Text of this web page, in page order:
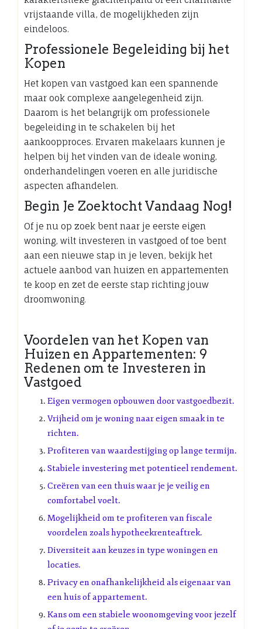
vrijstaande villa, de mogelijkheden zijn
eindeloos.
Professionele Begeleiding bij het
Kopen
Het kopen van vastgoed kan een spannende
maar ook complexe aangelegenheid zijn.
Daarom is het belangrijk om professionele
begeleiding in te schakelen bij het
aankoopproces. Ervaren makelaars kunnen je
helpen bij het vinden van de ideale woning,
onderhandelingen voeren en alle juridische
aspecten afhandelen.
Begin Je Zoektocht Vandaag Nog!
Of je nu op zoek bent naar je eerste eigen
woning, wilt investeren in vastgoed of toe bent
aan een nieuwe stap in je leven, bekijk het
actuele aanbod van huizen en appartementen
te koop en zet de eerste stap richting jouw
droomwoning.
Voordelen van het Kopen van
Huizen en Appartementen: 9
Redenen om te Investeren in
Vastgoed
Eigen vermogen opbouwen door vastgoedbezit.
Vrijheid om je woning naar eigen smaak in te
richten.
Profiteren van waardestijging op lange termijn.
Stabiele investering met potentieel rendement.
Creëren van een thuis waar je je veilig en
comfortabel voelt.
Mogelijkheid om te profiteren van fiscale
voordelen zoals hypotheekrenteaftrek.
Diversiteit aan keuzes in type woningen en
locaties.
Privacy en onafhankelijkheid als eigenaar van
een huis of appartement.
Kans om een stabiele woonomgeving voor jezelf